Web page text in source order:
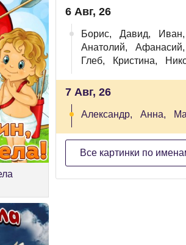
6 Авг, 26
Борис, Давид,
Иван,
Анатолий,
Афанасий,
Глеб,
Кристина,
7 Авг, 26
Александр, Анна,
Все картинки по